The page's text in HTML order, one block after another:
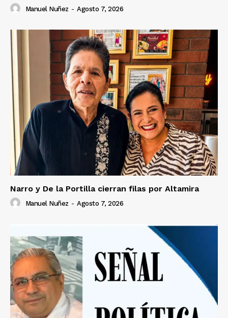
Manuel Nuñez - Agosto 7, 2026
Narro y De la Portilla cierran filas por Altamira
Manuel Nuñez - Agosto 7, 2026